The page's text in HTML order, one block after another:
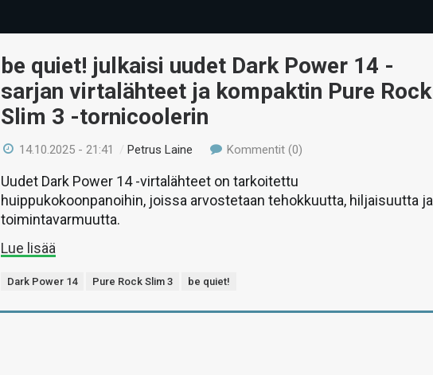
be quiet! julkaisi uudet Dark Power 14 -
sarjan virtalähteet ja kompaktin Pure Rock
Slim 3 -tornicoolerin
14.10.2025 - 21:41 /Petrus Laine Kommentit (0)
Uudet Dark Power 14 -virtalähteet on tarkoitettu
huippukokoonpanoihin, joissa arvostetaan tehokkuutta, hiljaisuutta ja
toimintavarmuutta.
Lue lisää
Dark Power 14 Pure Rock Slim 3 be quiet!